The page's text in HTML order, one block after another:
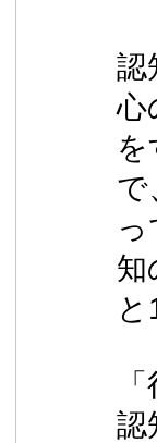
認
心
で
知
認